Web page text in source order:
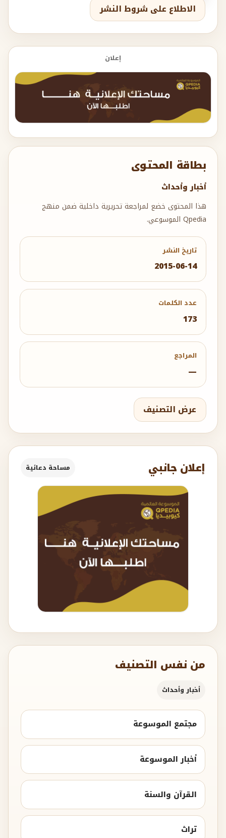
بطاقة المحتوى
أخبار وأحداث
هذا المحتوى خضع لمراجعة تحريرية داخلية ضمن منهج
Qpedia الموسوعي.
تاريخ النشر
2015-06-14
عدد الكلمات
173
المراجع
—
عرض التصنيف
إعلان جانبي مساحة دعائية
من نفس التصنيف
أخبار وأحداث
مجتمع الموسوعة
أخبار الموسوعة
القرآن والسنة
تراث
الاطلاع على شروط النشر
إعلان